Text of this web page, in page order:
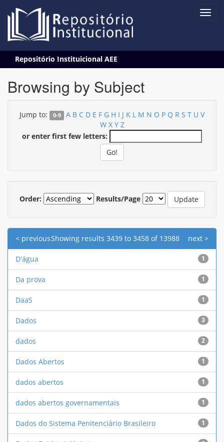
navigation
Repositório Instituicional AEE
Browsing by Subject
Jump to: 0-9 A B C D E F G H I J K L M N O P Q R S T U V
W X Y Z
or enter first few letters:
Order: Results/Page
Showing results 3439 to 3458 of 13988
< previous next >
D'água 1
Da prova 1
DaaS 1
Dados 3
dados 2
Dados Abertos 1
dados abertos 1
dados abertos governamentais 1
Dados do Sistema Penitenciário Brasileiro 1